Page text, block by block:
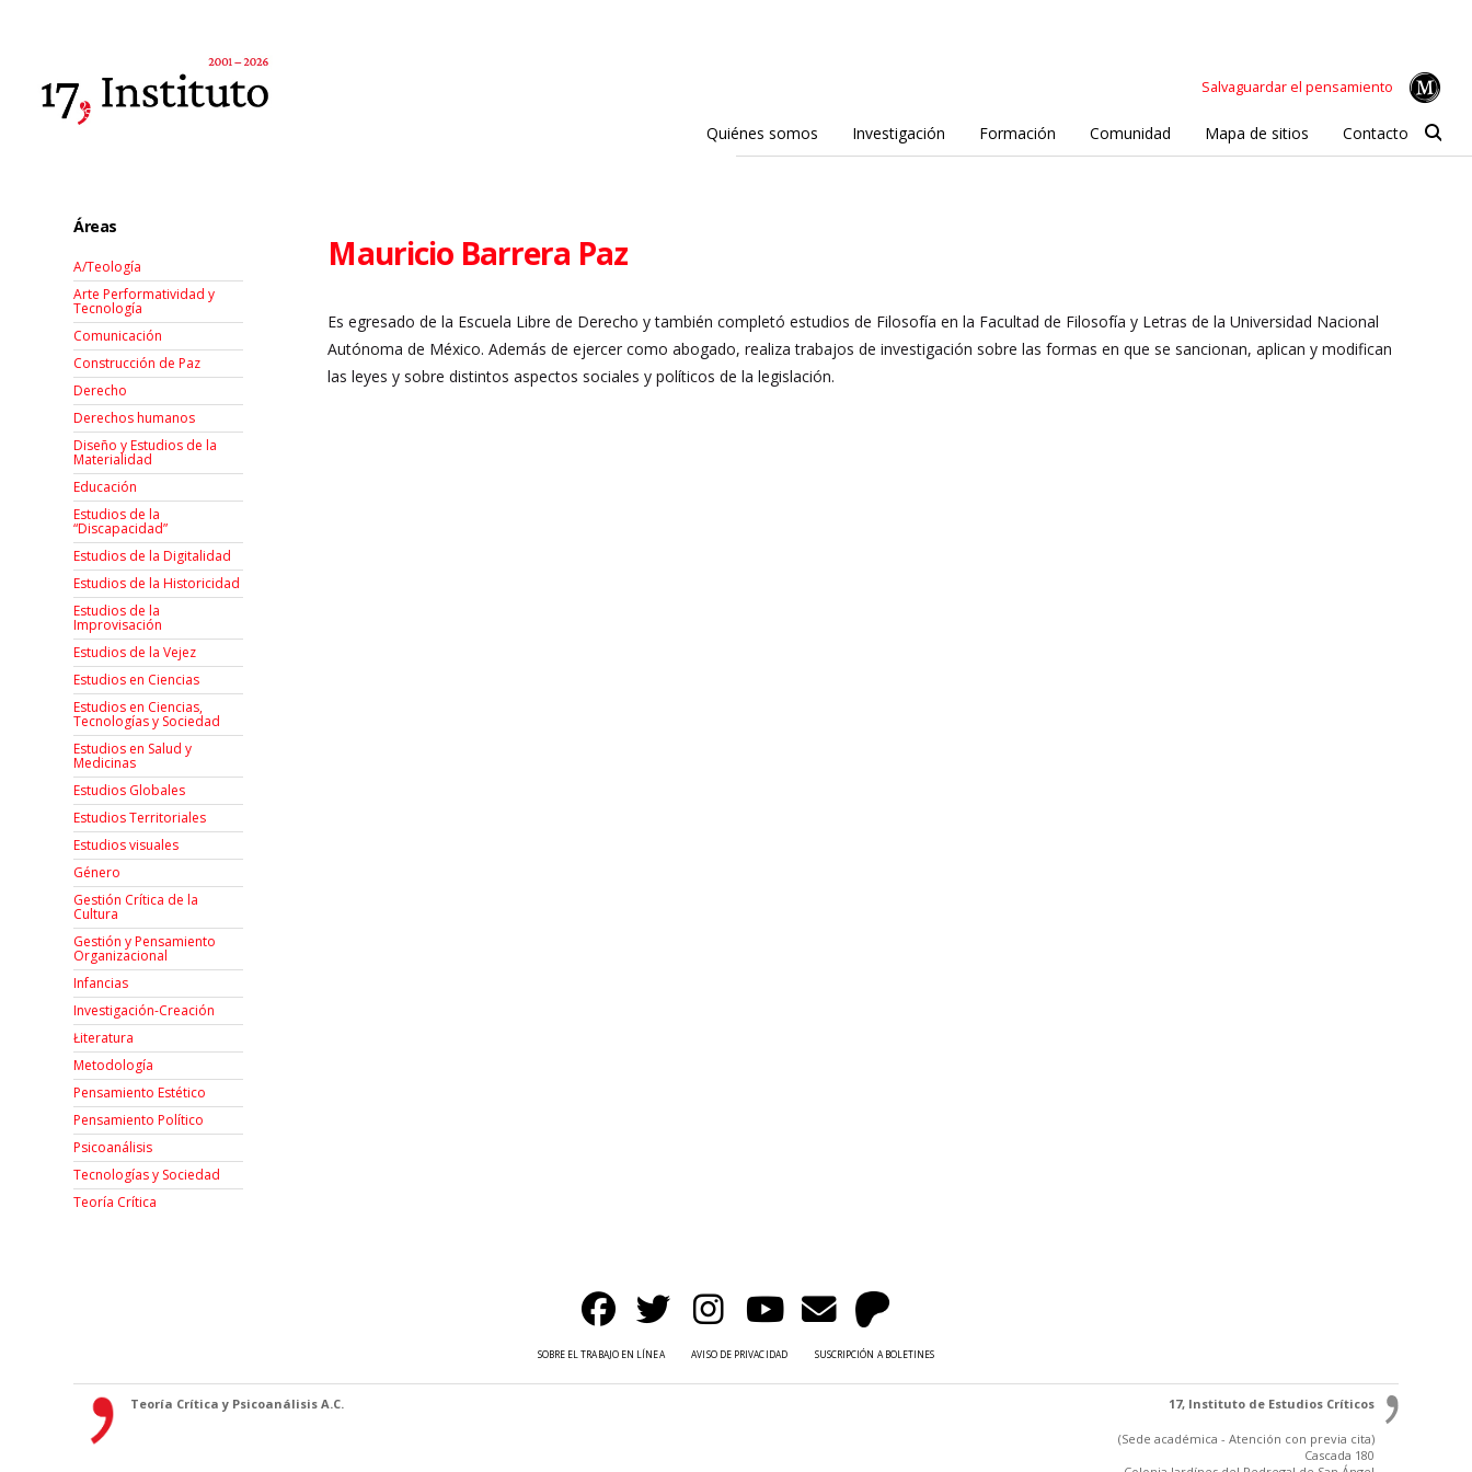
Salvaguardar el pensamiento
Quiénes somos Investigación Formación Comunidad Mapa de sitios Contacto
Mauricio Barrera Paz
Es egresado de la Escuela Libre de Derecho y también completó estudios de Filosofía en la Facultad de Filosofía y Letras de la Universidad Nacional
Autónoma de México. Además de ejercer como abogado, realiza trabajos de investigación sobre las formas en que se sancionan, aplican y modifican
las leyes y sobre distintos aspectos sociales y políticos de la legislación.
Áreas
A/Teología
Arte Performatividad y
Tecnología
Comunicación
Construcción de Paz
Derecho
Derechos humanos
Diseño y Estudios de la
Materialidad
Educación
Estudios de la
“Discapacidad”
Estudios de la Digitalidad
Estudios de la Historicidad
Estudios de la
Improvisación
Estudios de la Vejez
Estudios en Ciencias
Estudios en Ciencias,
Tecnologías y Sociedad
Estudios en Salud y
Medicinas
Estudios Globales
Estudios Territoriales
Estudios visuales
Género
Gestión Crítica de la
Cultura
Gestión y Pensamiento
Organizacional
Infancias
Investigación-Creación
Łiteratura
Metodología
Pensamiento Estético
Pensamiento Político
Psicoanálisis
Tecnologías y Sociedad
Teoría Crítica
SOBRE EL TRABAJO EN LÍNEA AVISO DE PRIVACIDAD SUSCRIPCIÓN A BOLETINES
Teoría Crítica y Psicoanálisis A.C. 17, Instituto de Estudios Críticos
(Sede académica - Atención con previa cita)
Cascada 180